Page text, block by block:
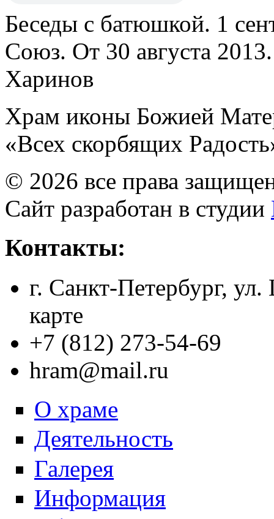
Беседы с батюшкой. 1
Союз. От 30 августа
Харинов
Храм иконы Божией
«Всех скорбящих
© 2026 все права
Сайт разработан в студии
Контакты:
г. Санкт-Петербург,
карте
+7 (812) 273-54-69
hram@mail.ru
О храме
Деятельность
Галерея
Информация